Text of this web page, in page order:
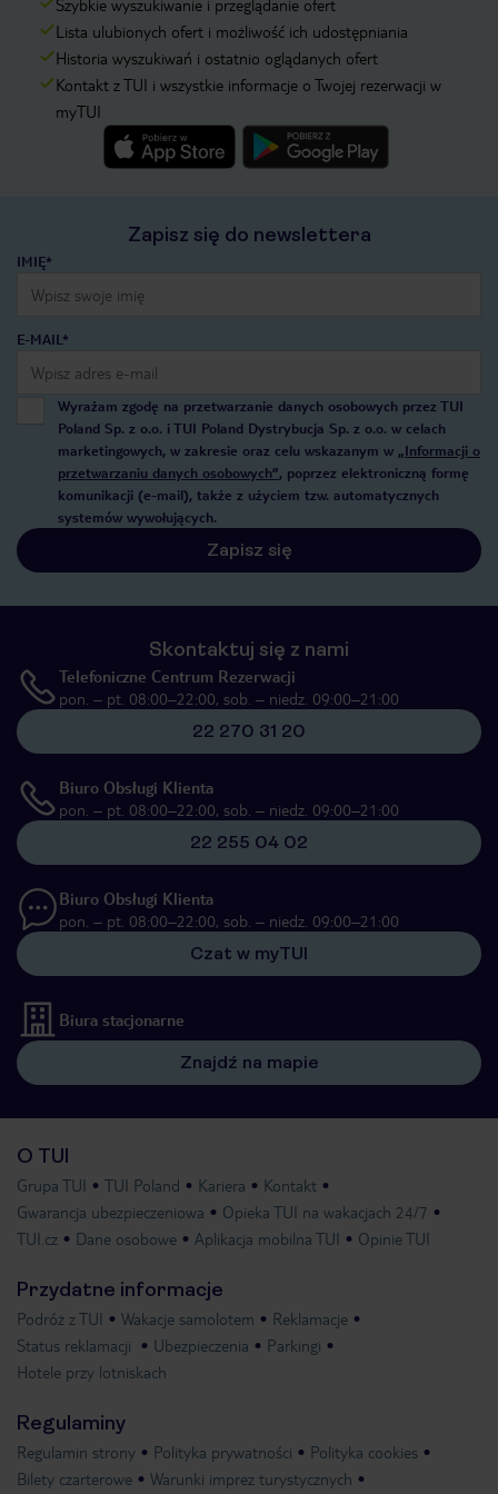
Szybkie wyszukiwanie i przeglądanie ofert
Lista ulubionych ofert i możliwość ich udostępniania
Historia wyszukiwań i ostatnio oglądanych ofert
Kontakt z TUI i wszystkie informacje o Twojej rezerwacji w
myTUI
Zapisz się do newslettera
IMIĘ*
E-MAIL*
Wyrażam zgodę na przetwarzanie danych osobowych przez TUI
Poland Sp. z o.o. i TUI Poland Dystrybucja Sp. z o.o. w celach
marketingowych, w zakresie oraz celu wskazanym w „Informacji o
przetwarzaniu danych osobowych”, poprzez elektroniczną formę
komunikacji (e-mail), także z użyciem tzw. automatycznych
systemów wywołujących.
Zapisz się
Skontaktuj się z nami
Telefoniczne Centrum Rezerwacji
pon. – pt. 08:00–22:00, sob. – niedz. 09:00–21:00
22 270 31 20
Biuro Obsługi Klienta
pon. – pt. 08:00–22:00, sob. – niedz. 09:00–21:00
22 255 04 02
Biuro Obsługi Klienta
pon. – pt. 08:00–22:00, sob. – niedz. 09:00–21:00
Czat w myTUI
Biura stacjonarne
Znajdź na mapie
O TUI
Grupa TUI TUI Poland Kariera
Kontakt
Gwarancja ubezpieczeniowa
Opieka TUI na wakacjach 24/7
TUI.cz
Dane osobowe Aplikacja mobilna TUI Opinie TUI
Przydatne informacje
Podróż z TUI Wakacje samolotem
Reklamacje
Status reklamacji
Ubezpieczenia
Parkingi
Hotele przy lotniskach
Regulaminy
Regulamin strony Polityka prywatności
Polityka cookies
Bilety czarterowe
Warunki imprez turystycznych